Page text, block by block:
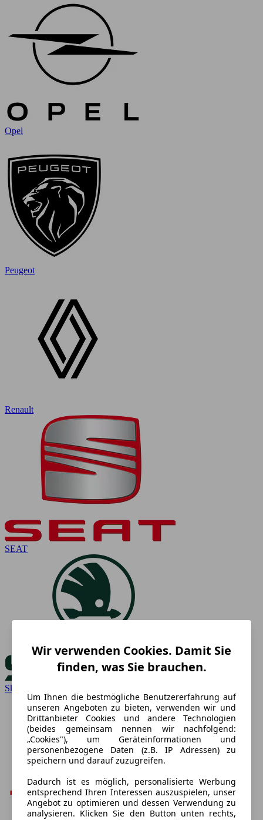
Opel
Peugeot
Renault
SEAT
Skoda
Wir verwenden Cookies. Damit Sie
finden, was Sie brauchen.
Um Ihnen die bestmögliche Benutzererfahrung auf
unseren Angeboten zu bieten, verwenden wir und
Drittanbieter Cookies und andere Technologien
(beides gemeinsam nennen wir nachfolgend:
„Cookies"), um Geräteinformationen und
personenbezogene Daten (z.B. IP Adressen) zu
speichern und darauf zuzugreifen.
Dadurch ist es möglich, personalisierte Werbung
entsprechend Ihren Interessen auszuspielen, unser
Angebot zu optimieren und dessen Verwendung zu
analysieren. Klicken Sie den Button unten rechts,